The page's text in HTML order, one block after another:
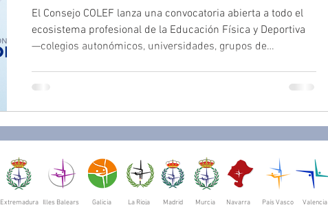
El Consejo COLEF lanza una convocatoria abierta a todo el
ecosistema profesional de la Educación Física y Deportiva
—colegios autonómicos, universidades, grupos de
proyectar la formación continua del sector bajo criterios de
calidad, pertinencia y utilidad profesional.
Extremadura Illes Balears Galicia La Rioja Madrid Murcia Navarra País Vasco Valencia